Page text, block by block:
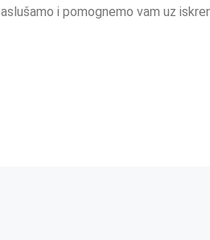
i pomognemo vam uz